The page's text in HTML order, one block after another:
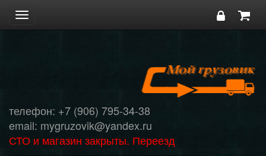
Toggle
navigation
телефон: +7 (906) 795-34-38
email: mygruzovik@yandex.ru
СТО и магазин закрыты. Переезд